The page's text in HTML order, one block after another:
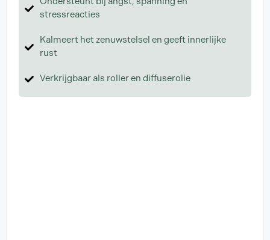
stressreacties
Kalmeert het zenuwstelsel en geeft innerlijke
rust
Verkrijgbaar als roller en diffuserolie